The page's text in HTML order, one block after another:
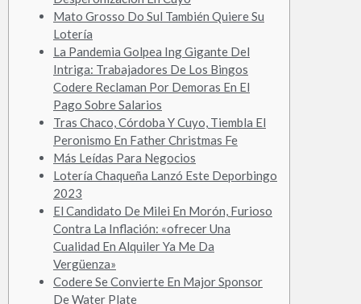
Mato Grosso Do Sul También Quiere Su
Lotería
La Pandemia Golpea Ing Gigante Del
Intriga: Trabajadores De Los Bingos
Codere Reclaman Por Demoras En El
Pago Sobre Salarios
Tras Chaco, Córdoba Y Cuyo, Tiembla El
Peronismo En Father Christmas Fe
Más Leídas Para Negocios
Lotería Chaqueña Lanzó Este Deporbingo
2023
El Candidato De Milei En Morón, Furioso
Contra La Inflación: «ofrecer Una
Cualidad En Alquiler Ya Me Da
Vergüenza»
Codere Se Convierte En Major Sponsor
De Water Plate